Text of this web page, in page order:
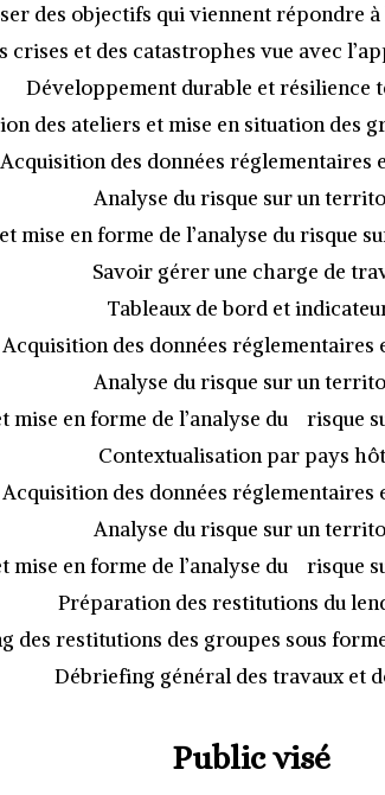
des objectifs qui viennent répondre
crises et des catastrophes vue avec
Développement durable et résilience
des ateliers et mise en situation des
Acquisition des données réglementaires
Analyse du risque sur un
mise en forme de l’analyse du risque
Savoir gérer une charge de
Tableaux de bord et
Acquisition des données réglementaires
Analyse du risque sur un
mise en forme de l’analyse du risque
Contextualisation par pays
Acquisition des données réglementaires
Analyse du risque sur un
mise en forme de l’analyse du risque
Préparation des restitutions du
des restitutions des groupes sous
Débriefing général des travaux et
Public visé